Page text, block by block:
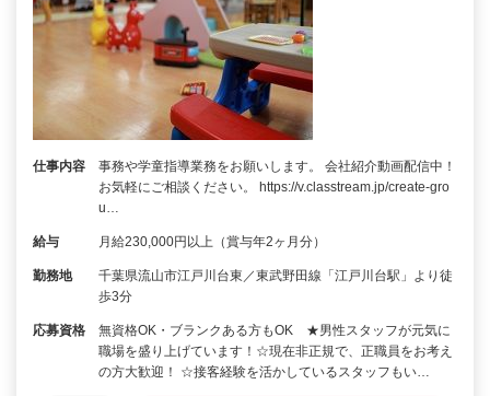
仕事内容
事務や学童指導業務をお願いします。 会社紹介動画配信中！
お気軽にご相談ください。 https://v.classtream.jp/create-gro
u…
給与 月給230,000円以上（賞与年2ヶ月分）
勤務地
千葉県流山市江戸川台東／東武野田線「江戸川台駅」より徒
歩3分
応募資格
無資格OK・ブランクある方もOK ★男性スタッフが元気に
職場を盛り上げています！☆現在非正規で、正職員をお考え
の方大歓迎！ ☆接客経験を活かしているスタッフもい…